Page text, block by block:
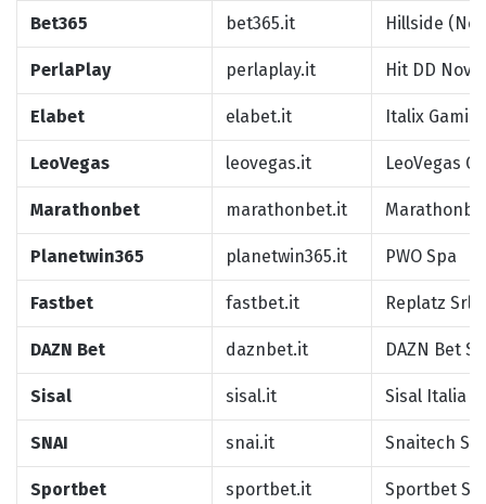
Bet365 bet365.it Hillside
PerlaPlay perlaplay.it Hit DD
Elabet elabet.it Italix
LeoVegas leovegas.it LeoVegas
Marathonbet marathonbet.it
Planetwin365 planetwin365.it PWO Spa
Fastbet fastbet.it Replatz Srl
DAZN Bet daznbet.it DAZN Bet Srl
Sisal sisal.it Sisal Italia
SNAI snai.it Snaitech
Sportbet sportbet.it Sportbet Srl